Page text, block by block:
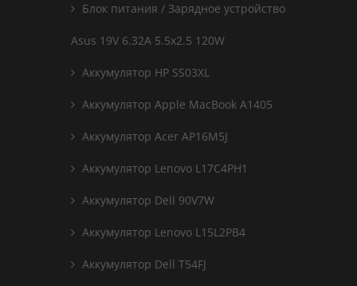
Блок питания / Зарядное устройство
Asus 19V 6.32A 5.5x2.5 120W
Аккумулятор HP SS03XL
Аккумулятор Apple MacBook A1405
Аккумулятор Acer AP16M5J
Аккумулятор Lenovo L17C4PH1
Аккумулятор Dell 90V7W
Аккумулятор Lenovo L15L2PB4
Аккумулятор Dell T54FJ